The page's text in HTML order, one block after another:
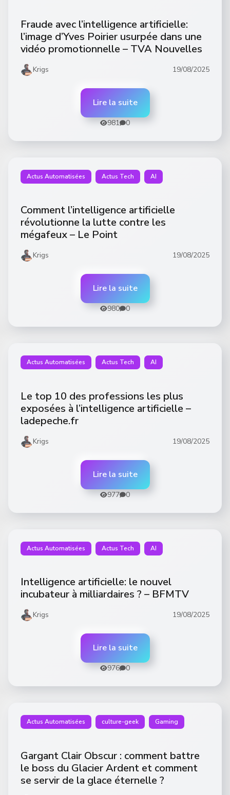
Fraude avec l’intelligence artificielle:
l’image d’Yves Poirier usurpée dans une
vidéo promotionnelle – TVA Nouvelles
Krigs 19/08/2025
Lire la suite
981 0
Actus Automatisées Actus Tech AI
Comment l’intelligence artificielle
révolutionne la lutte contre les
mégafeux – Le Point
Krigs 19/08/2025
Lire la suite
980 0
Actus Automatisées Actus Tech AI
Le top 10 des professions les plus
exposées à l’intelligence artificielle –
ladepeche.fr
Krigs 19/08/2025
Lire la suite
977 0
Actus Automatisées Actus Tech AI
Intelligence artificielle: le nouvel
incubateur à milliardaires ? – BFMTV
Krigs 19/08/2025
Lire la suite
976 0
Actus Automatisées culture-geek Gaming
Gargant Clair Obscur : comment battre
le boss du Glacier Ardent et comment
se servir de la glace éternelle ?